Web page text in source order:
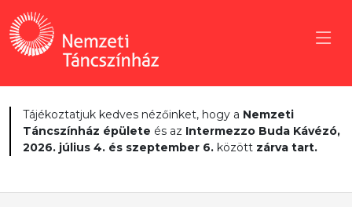
Tájékoztatjuk kedves nézőinket, hogy a Nemzeti
Táncszínház épülete és az Intermezzo Buda Kávézó,
2026. július 4. és szeptember 6. között zárva tart.